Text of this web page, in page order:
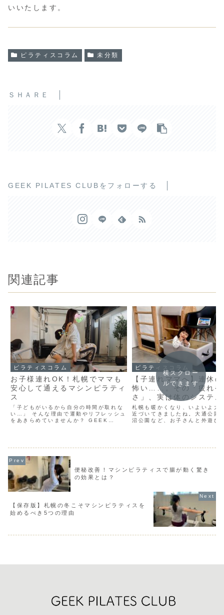
いいたします。
ピラティスコラム 未分類
ＳＨＡＲＥ
GEEK PILATES CLUBをフォローする
関連記事
ピラティスコラム
お子様連れOK！札幌でママも
安心して通えるマシンピラティ
ス
「子どもがいるから自分の時間が取れな
い…」 そんな理由で運動やリフレッシュ
をあきらめていませんか？ GEEK
ピラティスコラム
【子連れママへ】連休
怖い……。その「疲れや
さ」、実は体のシステ
かも？
札幌も暖かくなり、いよいよ大
近づいてきましたね。大通公園
沼公園など、お子さんと外遊び
横スクロー
ルできます
便秘改善！マシンピラティスで腸が動く驚き
の効果とは？
【保存版】札幌の冬こそマシンピラティスを
始めるべき5つの理由